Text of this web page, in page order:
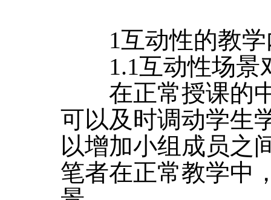
1互动性的教学
1.1互动性场景
在正常授课的中
可以及时调动学生
以增加小组成员之
笔者在正常教学中